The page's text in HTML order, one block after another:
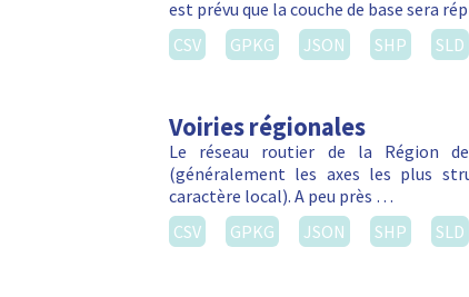
est prévu que la couche de base sera
CSV
GPKG JSON SHP SLD
Voiries régionales
Le réseau routier de la Région
(généralement les axes les plus
caractère local). A peu près …
CSV
GPKG JSON SHP SLD